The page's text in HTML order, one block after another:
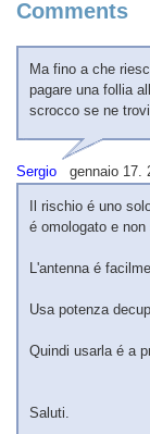
Comments
Ma fino a che
pagare una follia
scrocco se ne
Sergio gennaio 17.
Il rischio é uno
é omologato e
L'antenna é
Usa potenza
Quindi usarla é a
Saluti.